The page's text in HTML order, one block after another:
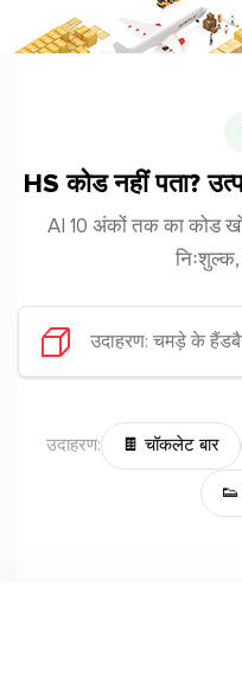
HS कोड नहीं पता?
AI 10 अंकों तक का कोड
उदाहरण: 🍫 चॉकलेट बार
👟